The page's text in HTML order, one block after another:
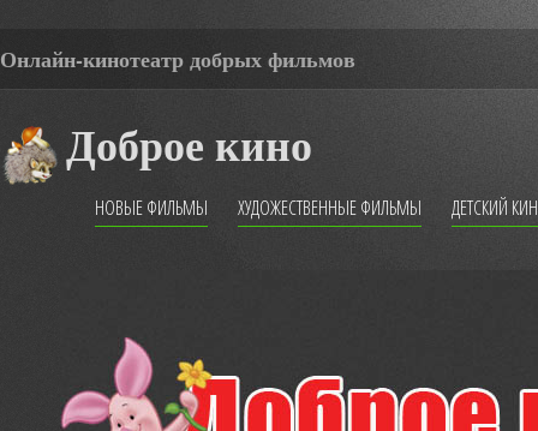
Онлайн-кинотеатр добрых фильмов
Доброе кино
НОВЫЕ ФИЛЬМЫ ХУДОЖЕСТВЕННЫЕ ФИЛЬМЫ ДЕТСКИЙ